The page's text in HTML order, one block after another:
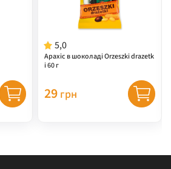
5,0
Арахіс в шоколаді Orzeszki drazetk
i 60 г
29 грн